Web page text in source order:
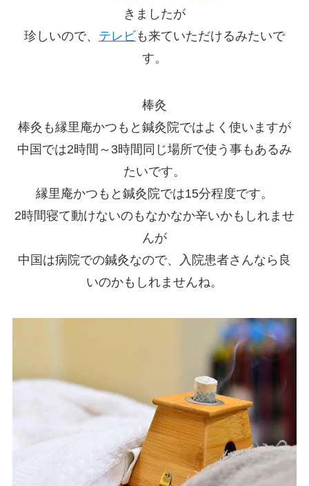
きましたが
珍しいので、 テレビも来ていただけるみたいで
す。
棒灸
棒灸も縁里庵かつもと鍼灸院ではよく使いますが
中国では2時間～3時間同じ場所で使う事もあるみ
たいです。
縁里庵かつもと鍼灸院では15分程度です。
2時間寝て動けないのもなかなか辛いかもしれませ
んが
中国は病院での鍼灸なので、入院患者さんなら良
いのかもしれませんね。